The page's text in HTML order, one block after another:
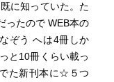
に知っていた。た
ったので WEB本の
ぞう へは4冊しか
と10冊くらい載っ
た新刊本に☆５つ